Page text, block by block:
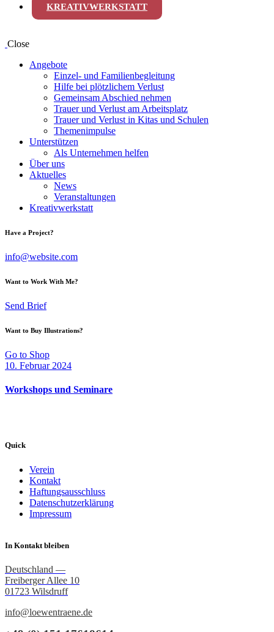
KREATIVWERKSTATT
Close
Angebote
Einzel- und Familienbegleitung
Hilfe bei plötzlichem Verlust
Gemeinsam Abschied nehmen
Trauer und Verlust am Arbeitsplatz
Trauer und Verlust in Kitas und Schulen
Themenimpulse
Unterstützen
Als Unternehmen helfen
Über uns
Aktuelles
News
Veranstaltungen
Kreativwerkstatt
Have a Project?
info@website.com
Want to Work With Me?
Send Brief
Want to Buy Illustrations?
Go to Shop
10. Februar 2024
Workshops und Seminare
Quick
Verein
Kontakt
Haftungsausschluss
Datenschutzerklärung
Impressum
In Kontakt bleiben
Deutschland —
Freiberger Allee 10
01723 Wilsdruff
info@loewentraene.de